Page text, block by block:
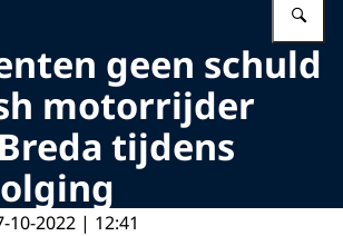
geen schuld
motorrijder
tijdens
10-2022 | 12:41